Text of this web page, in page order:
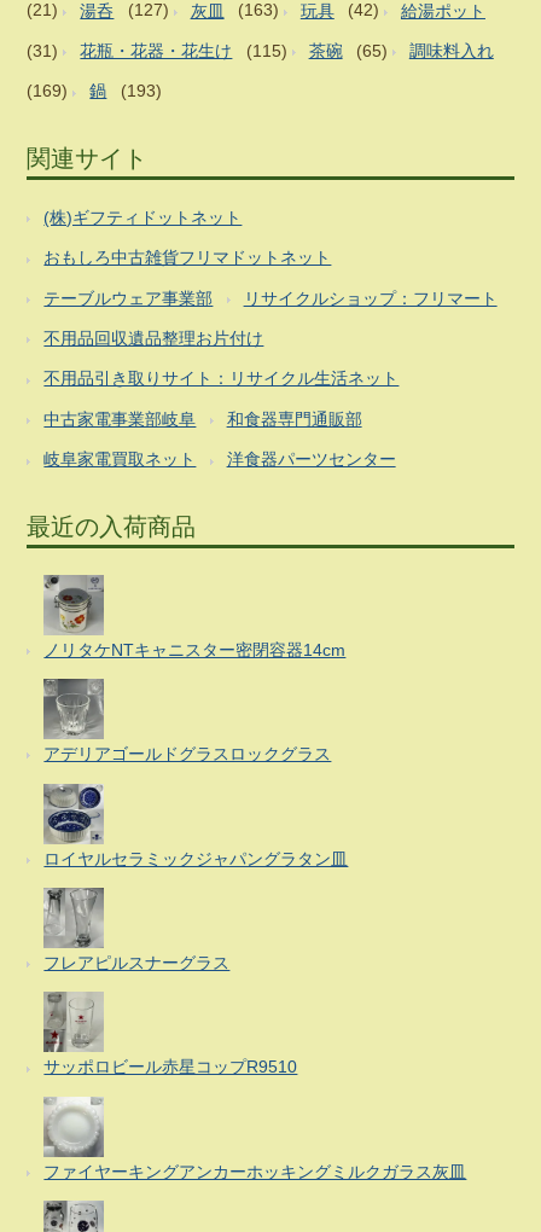
(21) 湯呑 (127) 灰皿 (163) 玩具 (42) 給湯ポット
(31) 花瓶・花器・花生け (115) 茶碗 (65) 調味料入れ
(169) 鍋 (193)
関連サイト
(株)ギフティドットネット
おもしろ中古雑貨フリマドットネット
テーブルウェア事業部 リサイクルショップ：フリマート
不用品回収遺品整理お片付け
不用品引き取りサイト：リサイクル生活ネット
中古家電事業部岐阜 和食器専門通販部
岐阜家電買取ネット 洋食器パーツセンター
最近の入荷商品
ノリタケNTキャニスター密閉容器14cm
アデリアゴールドグラスロックグラス
ロイヤルセラミックジャパングラタン皿
フレアピルスナーグラス
サッポロビール赤星コップR9510
ファイヤーキングアンカーホッキングミルクガラス灰皿